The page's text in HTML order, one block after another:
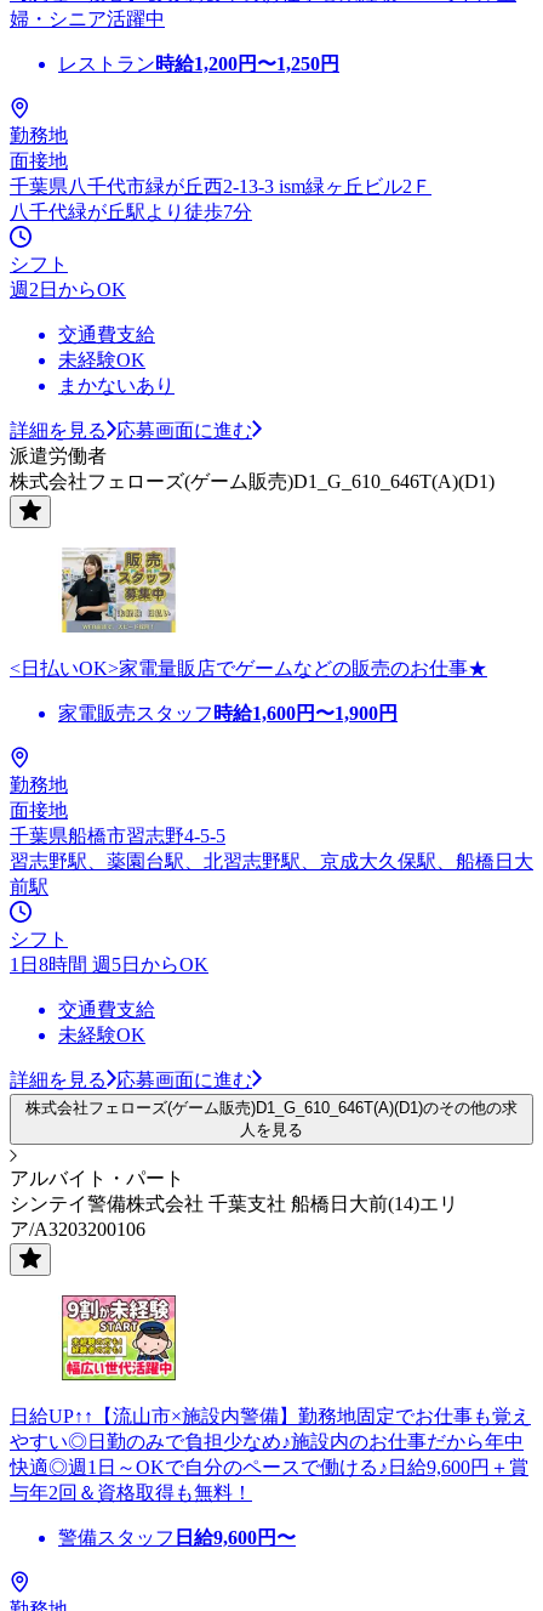
婦・シニア活躍中
レストラン時給1,200円〜1,250円
勤務地
面接地
千葉県八千代市緑が丘西2-13-3 ism緑ヶ丘ビル2Ｆ
八千代緑が丘駅より徒歩7分
シフト
週2日からOK
交通費支給
未経験OK
まかないあり
詳細を見る
応募画面に進む
派遣労働者
株式会社フェローズ(ゲーム販売)D1_G_610_646T(A)(D1)
<日払いOK>家電量販店でゲームなどの販売のお仕事★
家電販売スタッフ 時給1,600円〜1,900円
勤務地
面接地
千葉県船橋市習志野4-5-5
習志野駅、薬園台駅、北習志野駅、京成大久保駅、船橋日大
前駅
シフト
1日8時間 週5日からOK
交通費支給
未経験OK
詳細を見る 応募画面に進む
株式会社フェローズ(ゲーム販売)D1_G_610_646T(A)(D1)のその他の求
人を見る
アルバイト・パート
シンテイ警備株式会社 千葉支社 船橋日大前(14)エリ
ア/A3203200106
日給UP↑↑【流山市×施設内警備】勤務地固定でお仕事も覚え
やすい◎日勤のみで負担少なめ♪施設内のお仕事だから年中
快適◎週1日～OKで自分のペースで働ける♪日給9,600円＋賞
与年2回＆資格取得も無料！
警備スタッフ 日給9,600円〜